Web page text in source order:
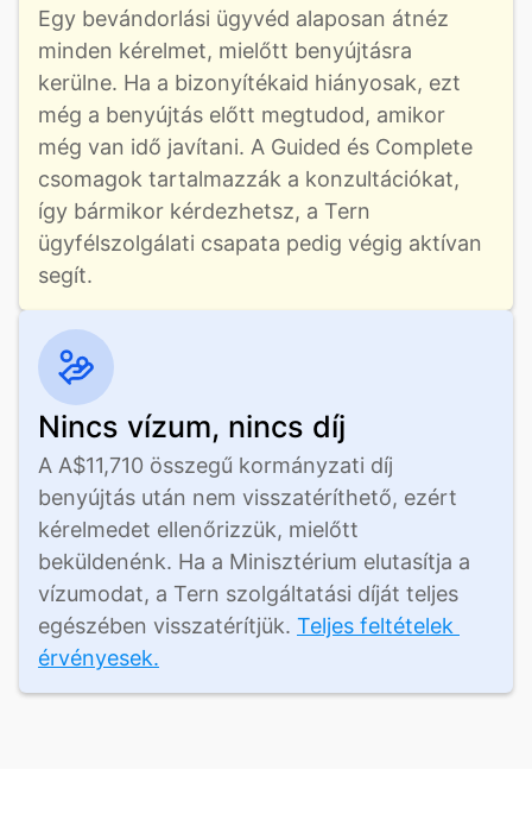
Egy bevándorlási ügyvéd alaposan átnéz
minden kérelmet, mielőtt benyújtásra
kerülne. Ha a bizonyítékaid hiányosak, ezt
még a benyújtás előtt megtudod, amikor
még van idő javítani. A Guided és Complete
csomagok tartalmazzák a konzultációkat,
így bármikor kérdezhetsz, a Tern
ügyfélszolgálati csapata pedig végig aktívan
segít.
Nincs vízum, nincs díj
A A$11,710 összegű kormányzati díj
benyújtás után nem visszatéríthető, ezért
kérelmedet ellenőrizzük, mielőtt
beküldenénk. Ha a Minisztérium elutasítja a
vízumodat, a Tern szolgáltatási díját teljes
egészében visszatérítjük. Teljes feltételek
érvényesek.